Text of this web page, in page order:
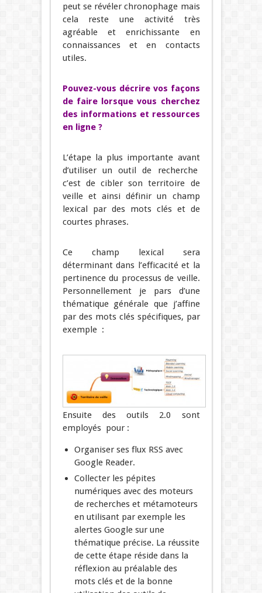
peut se révéler chronophage mais
cela reste une activité très
agréable et enrichissante en
connaissances et en contacts
utiles.
Pouvez-vous décrire vos façons
de faire lorsque vous cherchez
des informations et ressources
en ligne ?
L’étape la plus importante avant
d’utiliser un outil de recherche
c’est de cibler son territoire de
veille et ainsi définir un champ
lexical par des mots clés et de
courtes phrases.
Ce champ lexical sera
déterminant dans l’efficacité et la
pertinence du processus de veille.
Personnellement je pars d’une
thématique générale que j’affine
par des mots clés spécifiques, par
exemple :
Ensuite des outils 2.0 sont
employés pour :
Organiser ses flux RSS avec
Google Reader.
Collecter les pépites
numériques avec des moteurs
de recherches et métamoteurs
en utilisant par exemple les
alertes Google sur une
thématique précise. La réussite
de cette étape réside dans la
réflexion au préalable des
mots clés et de la bonne